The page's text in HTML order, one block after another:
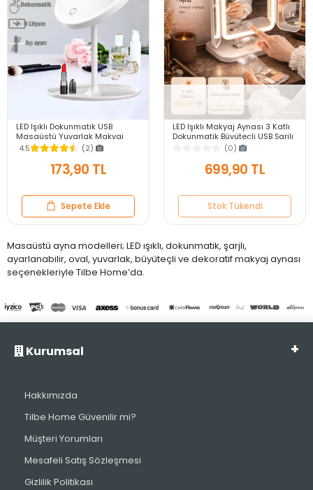
LED Işıklı Dokunmatik USB
Masaüstü Yuvarlak Makyaj
Aynası 3 Renkli Işıklı
Ayarlanabilir Still Ayna
4.5 (2)
173,90 TL
Sepete Ekle
Stok Tükendi
LED Işıklı Makyaj Aynası 3 Katlı
Dokunmatik Büyüteçli USB Şarjlı
Katlanabilir Masaüstü Makyaj
(0)
699,90 TL
Stok Tükendi
Masaüstü ayna modelleri; LED ışıklı, dokunmatik, şarjlı,
ayarlanabilir, oval, yuvarlak, büyüteçli ve dekoratif makyaj aynası
seçenekleriyle Tilbe Home’da.
Kurumsal
Hakkımızda
Tilbe Home Güvenilir mi?
Müşteri Yorumları
Mesafeli Satış Sözleşmesi
Gizlilik Politikası